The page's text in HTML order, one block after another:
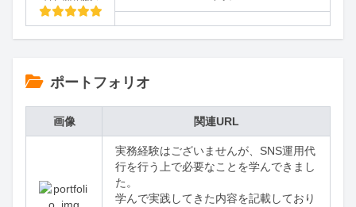
ポートフォリオ
画像 関連URL
実務経験はございませんが、SNS運用代
行を行う上で必要なことを学んできまし
た。
学んで実践してきた内容を記載しており